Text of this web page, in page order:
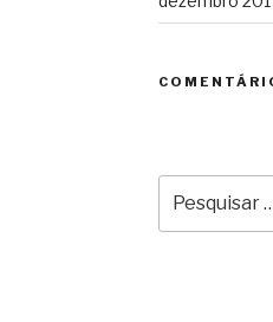
por: